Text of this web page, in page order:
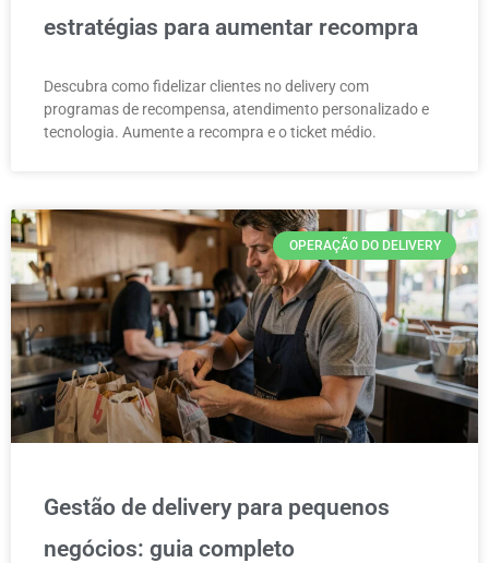
estratégias para aumentar recompra
Descubra como fidelizar clientes no delivery com
programas de recompensa, atendimento personalizado e
tecnologia. Aumente a recompra e o ticket médio.
OPERAÇÃO DO DELIVERY
Gestão de delivery para pequenos
negócios: guia completo